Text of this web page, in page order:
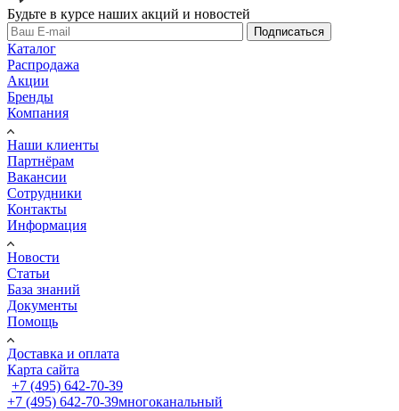
Будьте в курсе наших акций и новостей
Подписаться
Каталог
Распродажа
Акции
Бренды
Компания
Наши клиенты
Партнёрам
Вакансии
Сотрудники
Контакты
Информация
Новости
Статьи
База знаний
Документы
Помощь
Доставка и оплата
Карта сайта
+7 (495) 642-70-39
+7 (495) 642-70-39многоканальный